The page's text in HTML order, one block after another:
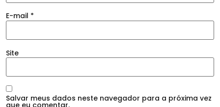
E-mail *
Site
Salvar meus dados neste navegador para a próxima vez
que eu comentar.